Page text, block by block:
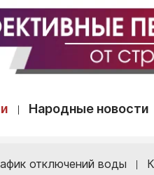
Народные новости
отключений воды